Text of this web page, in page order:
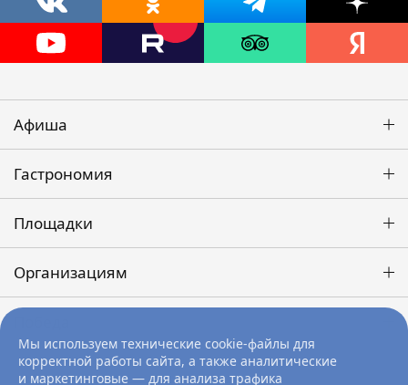
Мы используем технические cookie-файлы для
корректной работы сайта, а также аналитические
и маркетинговые — для анализа трафика
Афиша
Гастрономия
Площадки
Организациям